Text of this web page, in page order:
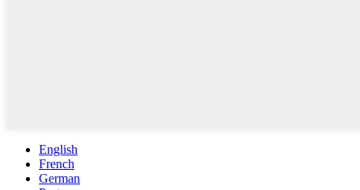
English
French
German